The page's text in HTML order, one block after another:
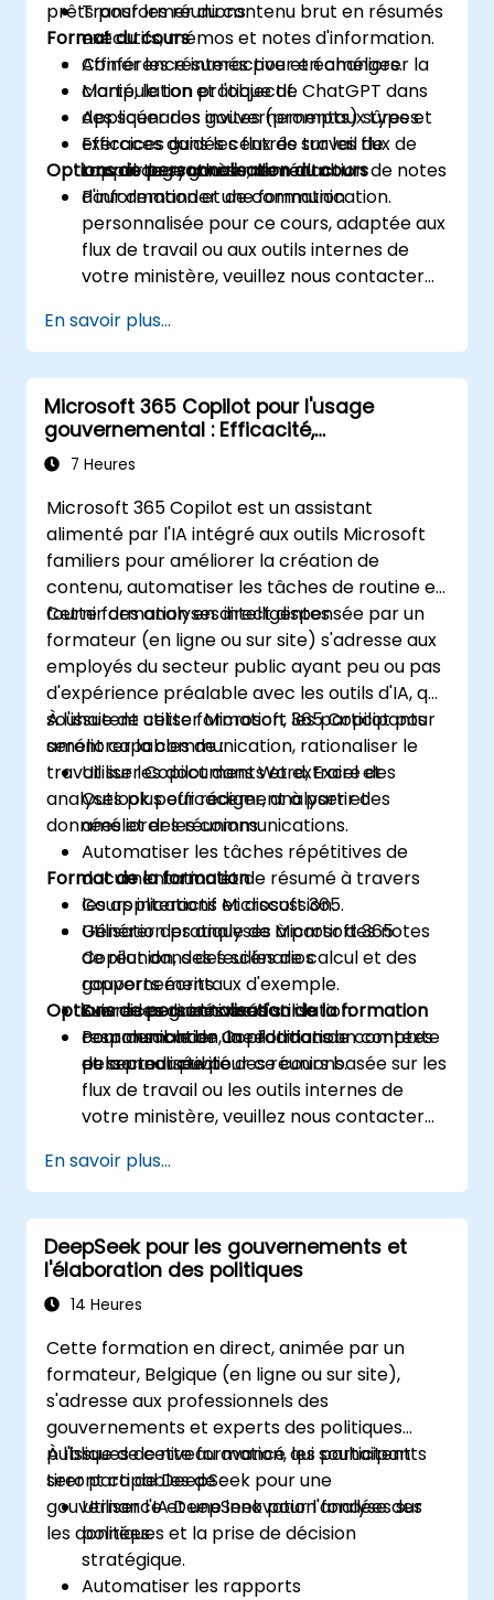
prêts pour les réunions.
Transformer du contenu brut en résumés
exécutifs, mémos et notes d'information.
Affiner les résumés pour en améliorer la
clarté, le ton et l'objectif.
Appliquer des invites (prompts) sûres et
efficaces dans les flux de travail de
rapportage gouvernemental.
Format du cours
Conférence interactive et échanges.
Manipulation pratique de ChatGPT dans
des scénarios gouvernementaux types.
Exercices guidés centrés sur les flux de
travail de synthèse, de rédaction de notes
d'information et de communication.
Options de personnalisation du cours
Pour demander une formation
personnalisée pour ce cours, adaptée aux
flux de travail ou aux outils internes de
votre ministère, veuillez nous contacter
En savoir plus...
Microsoft 365 Copilot pour l'usage
gouvernemental : Efficacité,
Communication et Pertinence
7 Heures
Microsoft 365 Copilot est un assistant
alimenté par l'IA intégré aux outils Microsoft
familiers pour améliorer la création de
contenu, automatiser les tâches de routine et
fournir des analyses intelligentes.
Cette formation en direct dispensée par un
formateur (en ligne ou sur site) s'adresse aux
employés du secteur public ayant peu ou pas
d'expérience préalable avec les outils d'IA, qui
souhaitent utiliser Microsoft 365 Copilot pour
améliorer la communication, rationaliser le
travail sur les documents et extraire des
analyses plus efficacement à partir des
données et des réunions.
À l'issue de cette formation, les participants
seront capables de :
Utiliser Copilot dans Word, Excel et
Outlook pour rédiger, analyser et
améliorer les communications.
Automatiser les tâches répétitives de
documentation et de résumé à travers
les applications Microsoft 365.
Générer des analyses à partir des notes
de réunion, des feuilles de calcul et des
rapports écrits.
Suivre les directives d'utilisation
responsable de Copilot dans un contexte
du secteur public.
Format de la formation
Cours interactif et discussion.
Utilisation pratique de Microsoft 365
Copilot dans des scénarios
gouvernementaux d'exemple.
Exercices guidés axés sur la
communication, la reddition de comptes
et la productivité des réunions.
Options de personnalisation de la formation
Pour demander une formation
personnalisée pour ce cours basée sur les
flux de travail ou les outils internes de
votre ministère, veuillez nous contacter
En savoir plus...
DeepSeek pour les gouvernements et
l'élaboration des politiques
14 Heures
Cette formation en direct, animée par un
formateur, Belgique (en ligne ou sur site),
s'adresse aux professionnels des
gouvernements et experts des politiques
publiques de niveau avancé qui souhaitent
tirer parti de DeepSeek pour une
gouvernance et une innovation fondées sur
les données.
À l'issue de cette formation, les participants
seront capables de :
Utiliser l'IA DeepSeek pour l'analyse des
politiques et la prise de décision
stratégique.
Automatiser les rapports